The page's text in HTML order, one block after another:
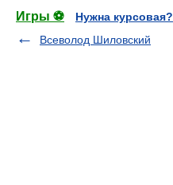
Игры ⚽
Нужна курсовая?
Всеволод Шиловский